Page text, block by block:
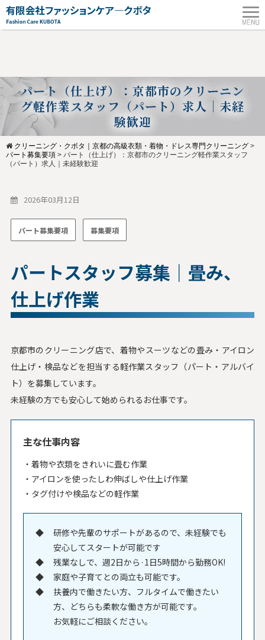
パート（仕上げ）：京都市のクリーニン
グ軽作業スタッフ（パート）求人｜未経
験歓迎
クリーニング・クボタ｜京都の高級衣類・着物・ドレス専門クリーニング >
パート募集要項 > パート（仕上げ）：京都市のクリーニング軽作業スタッフ
（パート）求人｜未経験歓迎
2026年03月12日
パート募集要項 募集要項
パートスタッフ募集｜畳み、
仕上げ作業
京都市のクリーニング店で、着物やスーツなどの畳み・アイロン
仕上げ・検品などを担当する軽作業スタッフ（パート・アルバイ
ト）を募集しています。
未経験の方でも安心して始められるお仕事です。
主な仕事内容
着物や衣類をきれいに畳む作業
アイロンを使ったしわ伸ばしや仕上げ作業
タグ付けや検品などの軽作業
研修や先輩のサポートがあるので、未経験でも
安心してスタートが可能です
残業なしで、週2日から·1日5時間から勤務OK!
家庭や子育てとの両立も可能です。
扶養内で働きたい方、フルタイムで働きたい
方、どちらも柔軟な働き方が可能です。
お気軽にご相談ください。